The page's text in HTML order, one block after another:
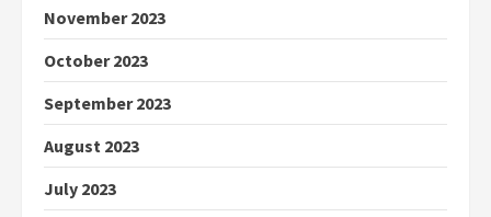
November 2023
October 2023
September 2023
August 2023
July 2023